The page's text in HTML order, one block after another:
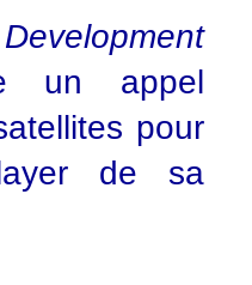
un appel
pour
de sa